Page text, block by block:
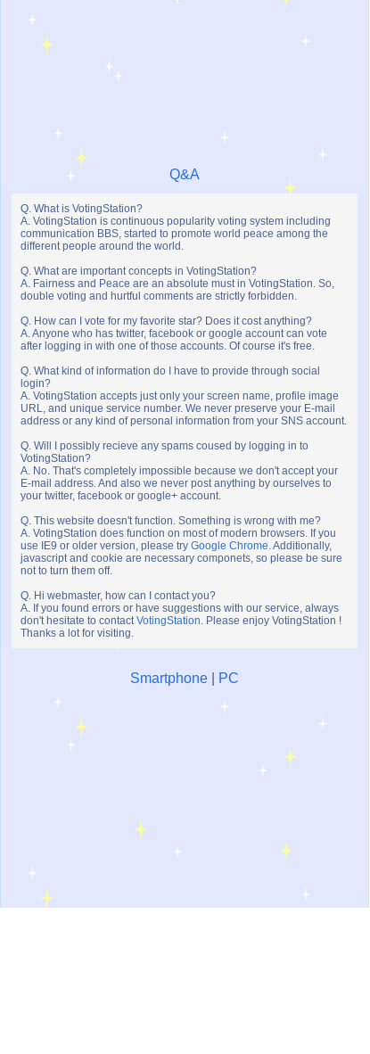
Q&A
Q. What is VotingStation?
A. VotingStation is continuous popularity voting system including
communication BBS, started to promote world peace among the
different people around the world.
Q. What are important concepts in VotingStation?
A. Fairness and Peace are an absolute must in VotingStation. So,
double voting and hurtful comments are strictly forbidden.
Q. How can I vote for my favorite star? Does it cost anything?
A. Anyone who has twitter, facebook or google account can vote
after logging in with one of those accounts. Of course it's free.
Q. What kind of information do I have to provide through social
login?
A. VotingStation accepts just only your screen name, profile image
URL, and unique service number. We never preserve your E-mail
address or any kind of personal information from your SNS account.
Q. Will I possibly recieve any spams coused by logging in to
VotingStation?
A. No. That's completely impossible because we don't accept your
E-mail address. And also we never post anything by ourselves to
your twitter, facebook or google+ account.
Q. This website doesn't function. Something is wrong with me?
A. VotingStation does function on most of modern browsers. If you
use IE9 or older version, please try Google Chrome. Additionally,
javascript and cookie are necessary componets, so please be sure
not to turn them off.
Q. Hi webmaster, how can I contact you?
A. If you found errors or have suggestions with our service, always
don't hesitate to contactVotingStation. Please enjoy VotingStation !
Thanks a lot for visiting.
Smartphone PC